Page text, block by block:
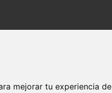
mejorar tu experiencia